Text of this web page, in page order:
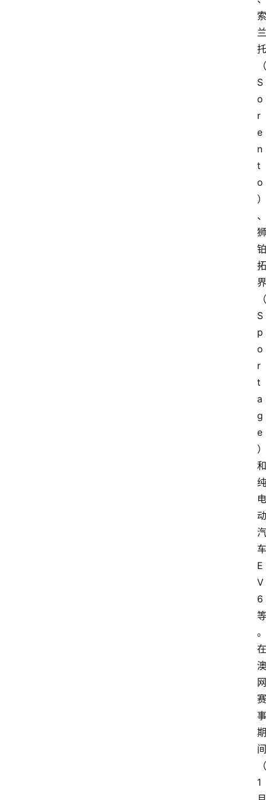
索
兰
托
（
S
o
r
e
n
t
o
）
、
狮
铂
拓
界
（
S
p
o
r
t
a
g
e
）
和
纯
电
动
汽
车
E
V
6
等
。
在
澳
网
赛
事
期
间
（
1